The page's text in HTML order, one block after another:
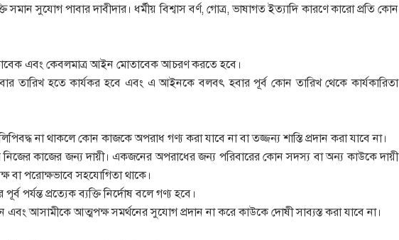
সমান সুযোগ পাবার দাবীদার। ধর্মীয় বিশ্বাস বর্ণ, গোত্র, ভাষাগত ইত্যাদি কারণে কারো প্রতি কোন
এবং কেবলমাত্র আইন মোতাবেক আচরণ করতে হবে।
হতে কার্যকর হবে এবং এ আইনকে বলবৎ হবার পূর্ব কোন তারিখ থেকে কার্যকারিতা
না থাকলে কোন কাজকে অপরাধ গণ্য করা যাবে না বা তজ্জন্য শাস্তি প্রদান করা যাবে না।
নিজের কাজের জন্য দায়ী। একজনের অপরাধের জন্য পরিবারের কোন সদস্য বা অন্য কাউকে দায়ী
বা পরোক্ষভাবে সহযোগিতা থাকে।
পর্যন্ত প্রত্যেক ব্যক্তি নির্দোষ বলে গণ্য হবে।
এবং আসামীকে আত্মপক্ষ সমর্থনের সুযোগ প্রদান না করে কাউকে দোষী সাব্যস্ত করা যাবে না।